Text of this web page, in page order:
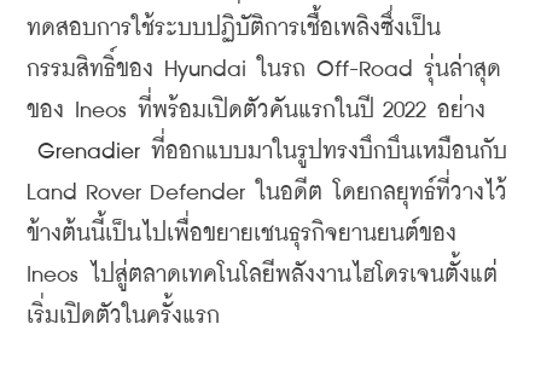
ทดสอบการใช้ระบบปฏิบัติการเชื้อเพลิงซึ่งเป็น
กรรมสิทธิ์ของ Hyundai
ในรถ Off-Road รุ่นล่าสุด
ของ Ineos ที่พร้อมเปิดตัวคันแรกในปี 2022 อย่าง
Grenadier ที่ออกแบบมาในรูปทรงบึกบึนเหมือนกับ
Land Rover Defender ในอดีต โดยกลยุทธ์ที่วางไว้
ข้างต้นนี้เป็นไปเพื่อขยายเชนธุรกิจยานยนต์ของ
Ineos ไปสู่ตลาดเทคโนโลยีพลังงานไฮโดรเจนตั้งแต่
เริ่มเปิดตัวในครั้งแรก